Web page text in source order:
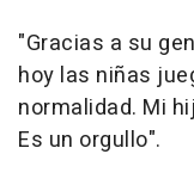
"Gracias a su
hoy las niñas
normalidad. Mi
Es un orgullo".